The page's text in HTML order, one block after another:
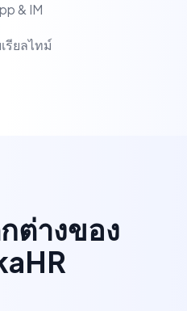
& IM
รียลไทม์
ต่างของ